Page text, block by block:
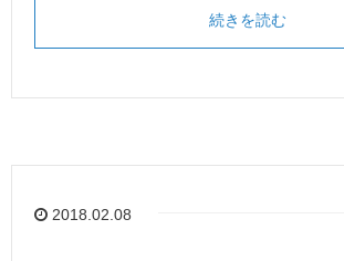
続きを読む
2018.02.08